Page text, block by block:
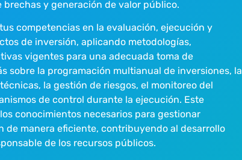
brechas y generación de valor público.
competencias en la evaluación, ejecución y
de inversión, aplicando metodologías,
vigentes para una adecuada toma de
sobre la programación multianual de inversiones, la
la gestión de riesgos, el monitoreo del
de control durante la ejecución. Este
conocimientos necesarios para gestionar
de manera eficiente, contribuyendo al desarrollo
de los recursos públicos.